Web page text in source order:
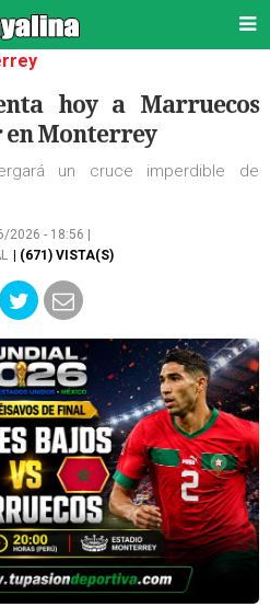
hoy a Marruecos
en Monterrey
un cruce imperdible de
2026 - 18:56 |
| (671) VISTA(S)